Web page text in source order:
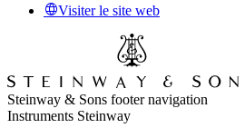
Visiter le site web
Steinway & Sons footer navigation
Instruments Steinway